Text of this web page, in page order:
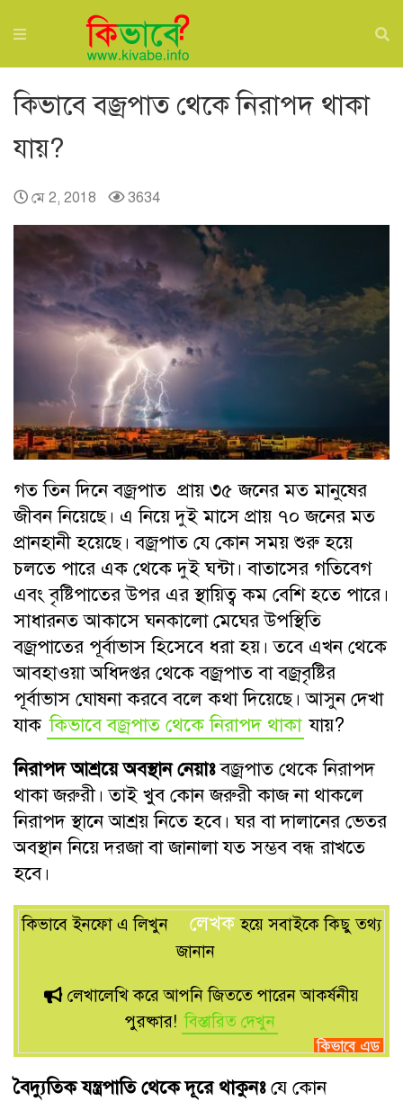
কিভাবে বজ্রপাত থেকে নিরাপদ থাকা
যায়?
মে 2, 2018 3634
গত তিন দিনে বজ্রপাত প্রায় ৩৫ জনের মত মানুষের
জীবন নিয়েছে। এ নিয়ে দুই মাসে প্রায় ৭০ জনের মত
প্রানহানী হয়েছে। বজ্রপাত যে কোন সময় শুরু হয়ে
চলতে পারে এক থেকে দুই ঘন্টা। বাতাসের গতিবেগ
এবং বৃষ্টিপাতের উপর এর স্থায়িত্ব কম বেশি হতে পারে।
সাধারনত আকাসে ঘনকালো মেঘের উপস্থিতি
বজ্রপাতের পূর্বাভাস হিসেবে ধরা হয়। তবে এখন থেকে
আবহাওয়া অধিদপ্তর থেকে বজ্রপাত বা বজ্রবৃষ্টির
পূর্বাভাস ঘোষনা করবে বলে কথা দিয়েছে। আসুন দেখা
যাক কিভাবে বজ্রপাত থেকে নিরাপদ থাকা যায়?
নিরাপদ আশ্রয়ে অবস্থান নেয়াঃবজ্রপাত থেকে নিরাপদ
থাকা জরুরী। তাই খুব কোন জরুরী কাজ না থাকলে
নিরাপদ স্থানে আশ্রয় নিতে হবে। ঘর বা দালানের ভেতর
অবস্থান নিয়ে দরজা বা জানালা যত সম্ভব বন্ধ রাখতে
হবে।
কিভাবে ইনফো এ লিখুন লেখকহয়ে সবাইকে কিছু তথ্য
জানান
লেখালেখি করে আপনি জিততে পারেন আকর্ষনীয়
পুরষ্কার! বিস্তারিত দেখুন
বৈদ্যুতিক যন্ত্রপাতি থেকে দূরে থাকুনঃযে কোন